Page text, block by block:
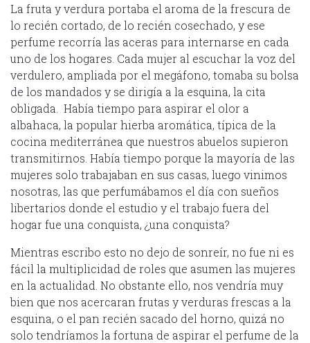
La fruta y verdura portaba el aroma de la frescura de
lo recién cortado, de lo recién cosechado, y ese
perfume recorría las aceras para internarse en cada
uno de los hogares. Cada mujer al escuchar la voz del
verdulero, ampliada por el megáfono, tomaba su bolsa
de los mandados y se dirigía a la esquina, la cita
obligada. Había tiempo para aspirar el olor a
albahaca, la popular hierba aromática, típica de la
cocina mediterránea que nuestros abuelos supieron
transmitirnos. Había tiempo porque la mayoría de las
mujeres solo trabajaban en sus casas, luego vinimos
nosotras, las que perfumábamos el día con sueños
libertarios donde el estudio y el trabajo fuera del
hogar fue una conquista, ¿una conquista?
Mientras escribo esto no dejo de sonreír, no fue ni es
fácil la multiplicidad de roles que asumen las mujeres
en la actualidad. No obstante ello, nos vendría muy
bien que nos acercaran frutas y verduras frescas a la
esquina, o el pan recién sacado del horno, quizá no
solo tendríamos la fortuna de aspirar el perfume de la